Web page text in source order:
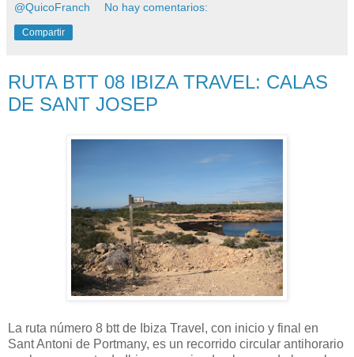
@QuicoFranch No hay comentarios:
Compartir
RUTA BTT 08 IBIZA TRAVEL: CALAS
DE SANT JOSEP
La ruta número 8 btt de Ibiza Travel, con inicio y final en
Sant Antoni de Portmany, es un recorrido circular antihorario